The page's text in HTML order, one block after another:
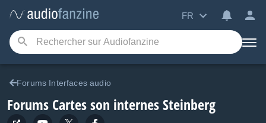
FR
Forums Interfaces audio
Forums Cartes son internes Steinberg